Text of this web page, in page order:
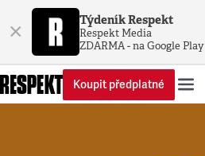
× Týdeník Respekt
Respekt Media
ZDARMA - na Google Play
Koupit předplatné